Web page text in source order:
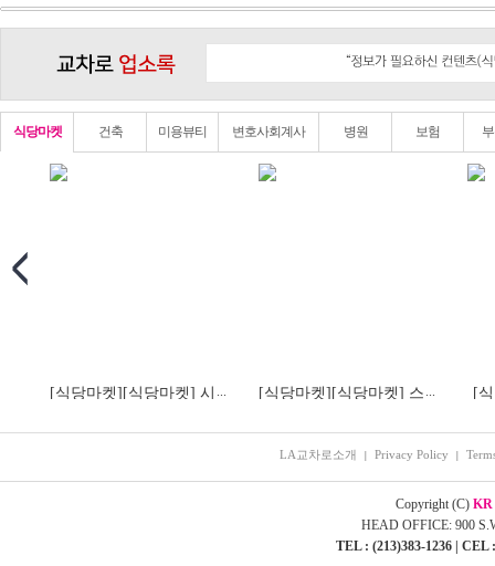
식당마켓 건축 미용뷰티 변호사회계사 병원 보험
[식당마켓][식당마켓] 시
[식당마켓][식당마켓] 스
[
LA교차로소개 Privacy Policy
Copyright (C) KR
HEAD OFFICE: 900
TEL : (213)383-1236 | CEL